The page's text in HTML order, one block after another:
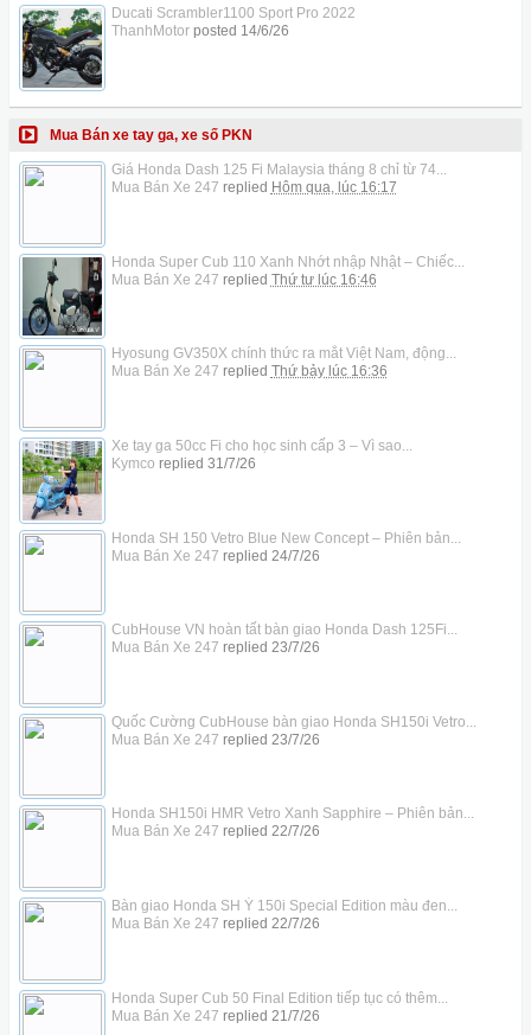
Ducati Scrambler1100 Sport Pro 2022
ThanhMotorposted 14/6/26
Mua Bán xe tay ga, xe số PKN
Giá Honda Dash 125 Fi Malaysia tháng 8 chỉ từ 74...
Mua Bán Xe 247 replied Hôm qua, lúc 16:17
Honda Super Cub 110 Xanh Nhớt nhập Nhật – Chiếc...
Mua Bán Xe 247 replied Thứ tư lúc 16:46
Hyosung GV350X chính thức ra mắt Việt Nam, động...
Mua Bán Xe 247 replied Thứ bảy lúc 16:36
Xe tay ga 50cc Fi cho học sinh cấp 3 – Vì sao...
Kymco replied 31/7/26
Honda SH 150 Vetro Blue New Concept – Phiên bản...
Mua Bán Xe 247 replied 24/7/26
CubHouse VN hoàn tất bàn giao Honda Dash 125Fi...
Mua Bán Xe 247 replied 23/7/26
Quốc Cường CubHouse bàn giao Honda SH150i Vetro...
Mua Bán Xe 247 replied 23/7/26
Honda SH150i HMR Vetro Xanh Sapphire – Phiên bản...
Mua Bán Xe 247 replied 22/7/26
Bàn giao Honda SH Ý 150i Special Edition màu đen...
Mua Bán Xe 247 replied 22/7/26
Honda Super Cub 50 Final Edition tiếp tục có thêm...
Mua Bán Xe 247 replied 21/7/26